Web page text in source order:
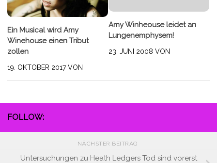
Ein Musical wird Amy
Winehouse einen Tribut
zollen
19. OKTOBER 2017VON
Amy Winheouse leidet an
Lungenemphysem!
23. JUNI 2008 VON
FOLLOW:
NÄCHSTER BEITRAG
Untersuchungen zu Heath Ledgers Tod sind vorerst